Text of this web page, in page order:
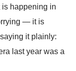
is happening in
— it is
it plainly:
last year was a